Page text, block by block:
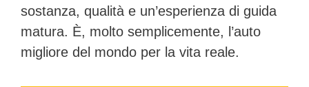
sostanza, qualità e un’esperienza di guida
matura. È, molto semplicemente, l’auto
migliore del mondo per la vita reale.